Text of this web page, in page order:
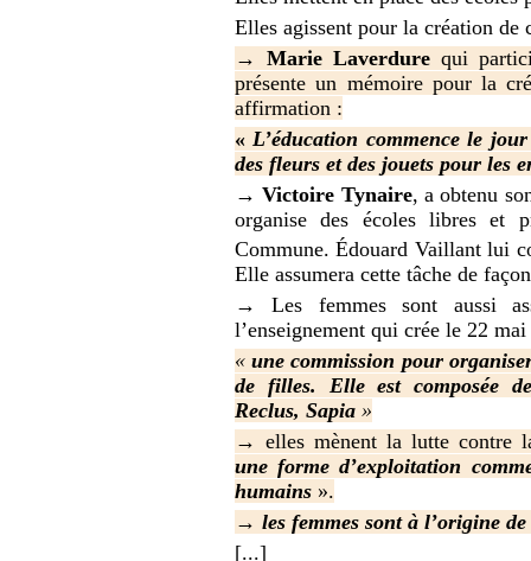
Elles agissent pour la création de
→Marie Laverdure qui
présente un mémoire pour la
affirmation :
«L’éducation commence le
des fleurs et des jouets pour les
→Victoire Tynaire, a obtenu
organise des écoles libres et
Commune. Édouard Vaillant lui
Elle assumera cette tâche de
→ Les femmes sont aussi
l’enseignement qui crée le 22
« une commission pour
de filles. Elle est composée
Reclus, Sapia»
→ elles mènent la lutte contre
une forme d’exploitation
humains ».
→ les femmes sont à l’origine
[...]